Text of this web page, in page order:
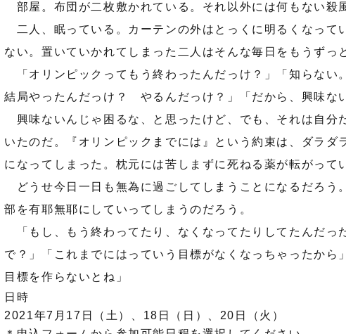
部屋。布団が二枚敷かれている。それ以外には何もない殺
二人、眠っている。カーテンの外はとっくに明るくなって
ない。置いていかれてしまった二人はそんな毎日をもうずっ
「オリンピックってもう終わったんだっけ？」「知らない
結局やったんだっけ？ やるんだっけ？」「だから、興味な
興味ないんじゃ困るな、と思ったけど、でも、それは自分
いたのだ。『オリンピックまでには』という約束は、ダラダ
になってしまった。枕元には苦しまずに死ねる薬が転がって
どうせ今日一日も無為に過ごしてしまうことになるだろう
部を有耶無耶にしていってしまうのだろう。
「もし、もう終わってたり、なくなってたりしてたんだっ
で？」「これまでにはっていう目標がなくなっちゃったから
目標を作らないとね」
日時
2021年7月17日（土）、18日（日）、20日（火）